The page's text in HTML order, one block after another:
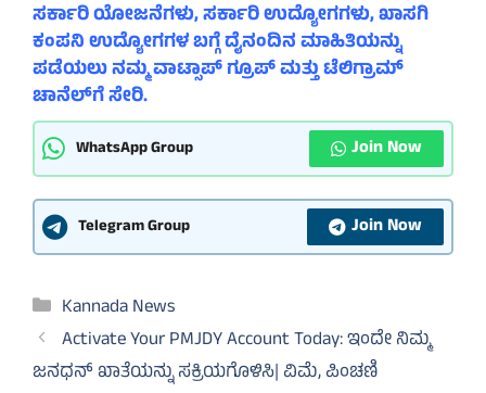
ಸರ್ಕಾರಿ ಯೋಜನೆಗಳು, ಸರ್ಕಾರಿ ಉದ್ಯೋಗಗಳು, ಖಾಸಗಿ
ಕಂಪನಿ ಉದ್ಯೋಗಗಳ ಬಗ್ಗೆ ದೈನಂದಿನ ಮಾಹಿತಿಯನ್ನು
ಪಡೆಯಲು ನಮ್ಮ ವಾಟ್ಸಾಪ್ ಗ್ರೂಪ್ ಮತ್ತು ಟೆಲಿಗ್ರಾಮ್
ಚಾನೆಲ್‌ಗೆ ಸೇರಿ.
WhatsApp Group Join Now
Telegram Group Join Now
Categories
Kannada News
Activate Your PMJDY Account Today: ಇಂದೇ ನಿಮ್ಮ
ಜನಧನ್ ಖಾತೆಯನ್ನು ಸಕ್ರಿಯಗೊಳಿಸಿ| ವಿಮೆ, ಪಿಂಚಣಿ